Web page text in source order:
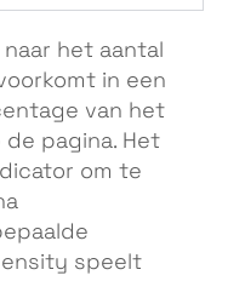
het aantal
in een
van het
pagina. Het
om te
speelt